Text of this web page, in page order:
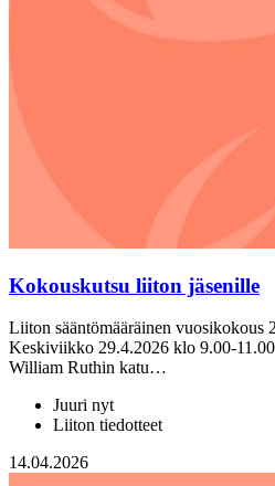
Kokouskutsu liiton jäsenille
Liiton sääntömääräinen
Keskiviikko 29.4.2026 klo 9.00-
William Ruthin katu…
Juuri nyt
Liiton tiedotteet
14.04.2026